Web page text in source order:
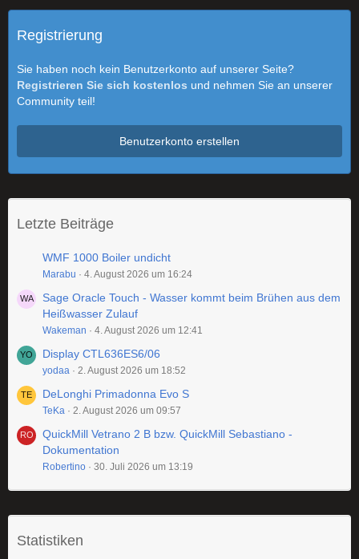
Registrierung
Sie haben noch kein Benutzerkonto auf unserer Seite?
Registrieren Sie sich kostenlos und nehmen Sie an unserer
Community teil!
Benutzerkonto erstellen
Letzte Beiträge
WMF 1000 Boiler undicht
Marabu 4. August 2026 um 16:24
Sage Oracle Touch - Wasser kommt beim Brühen aus dem
Heißwasser Zulauf
Wakeman 4. August 2026 um 12:41
Display CTL636ES6/06
yodaa 2. August 2026 um 18:52
DeLonghi Primadonna Evo S
TeKa 2. August 2026 um 09:57
QuickMill Vetrano 2 B bzw. QuickMill Sebastiano -
Dokumentation
Robertino 30. Juli 2026 um 13:19
Statistiken